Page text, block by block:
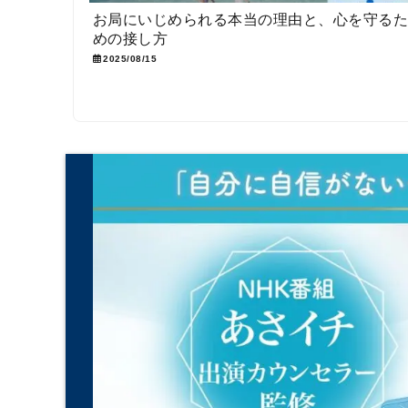
お局にいじめられる本当の理由と、心を守るた
めの接し方
2025/08/15